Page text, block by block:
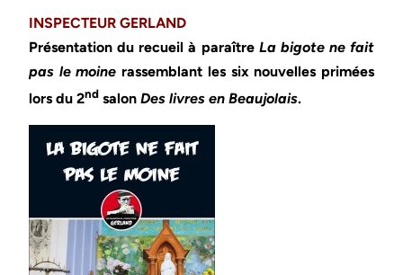
INSPECTEUR GERLAND
Présentation du recueil à paraître La bigote ne fait
pas le moine rassemblant les six nouvelles primées
lors du 2nd salon Des livres en Beaujolais.